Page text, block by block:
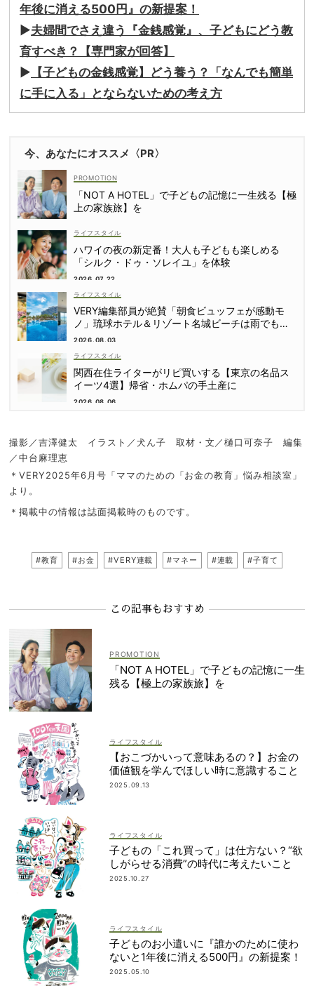
年後に消える500円』の新提案！
▶︎夫婦間でさえ違う『金銭感覚』、子どもにどう教
育すべき？【専門家が回答】
▶︎ 【子どもの金銭感覚】どう養う？「なんでも簡単
に手に入る」とならないための考え方
今、あなたにオススメ〈PR〉
「NOT A HOTEL」で子どもの記憶に一生残る【極
上の家族旅】を
ライフスタイル
ハワイの夜の新定番！大人も子どもも楽しめる
「シルク・ドゥ・ソレイユ」を体験
2026.07.22
ライフスタイル
VERY編集部員が絶賛「朝食ビュッフェが感動モ
ノ」琉球ホテル＆リゾート名城ビーチは雨でも遊
び尽くせる！
2026.08.03
ライフスタイル
関西在住ライターがリピ買いする【東京の名品ス
イーツ4選】帰省・ホムパの手土産に
2026.08.06
撮影／吉澤健太 イラスト／犬ん子 取材・文／樋口可奈子 編集
／中台麻理恵
＊VERY2025年6月号「ママのための「お金の教育」悩み相談室」
より。
＊掲載中の情報は誌面掲載時のものです。
#教育 #お金 #VERY連載 #マネー #連載 #子育て
この記事もおすすめ
「NOT A HOTEL」で子どもの記憶に一生
残る【極上の家族旅】を
ライフスタイル
【おこづかいって意味あるの？】お金の
価値観を学んでほしい時に意識すること
2025.09.13
ライフスタイル
子どもの「これ買って」は仕方ない？“欲
しがらせる消費”の時代に考えたいこと
2025.10.27
ライフスタイル
子どものお小遣いに『誰かのために使わ
ないと1年後に消える500円』の新提案！
2025.05.10